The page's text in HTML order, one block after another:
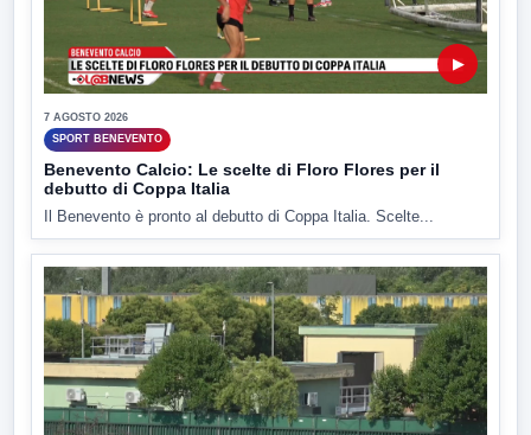
▶
7 AGOSTO 2026
SPORT BENEVENTO
Benevento Calcio: Le scelte di Floro Flores per il
debutto di Coppa Italia
Il Benevento è pronto al debutto di Coppa Italia. Scelte...